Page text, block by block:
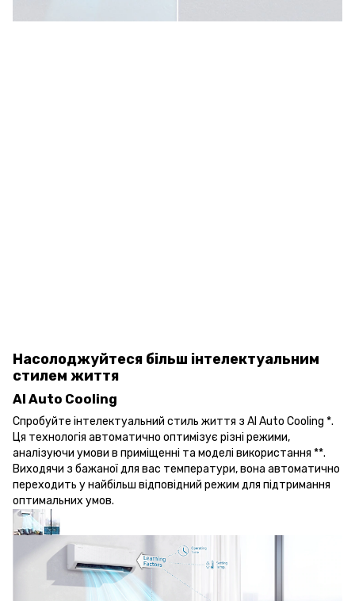
Насолоджуйтеся більш інтелектуальним
стилем життя
AI Auto Cooling
Спробуйте інтелектуальний стиль життя з AI Auto Cooling *.
Ця технологія автоматично оптимізує різні режими,
аналізуючи умови в приміщенні та моделі використання **.
Виходячи з бажаної для вас температури, вона автоматично
переходить у найбільш відповідний режим для підтримання
оптимальних умов.